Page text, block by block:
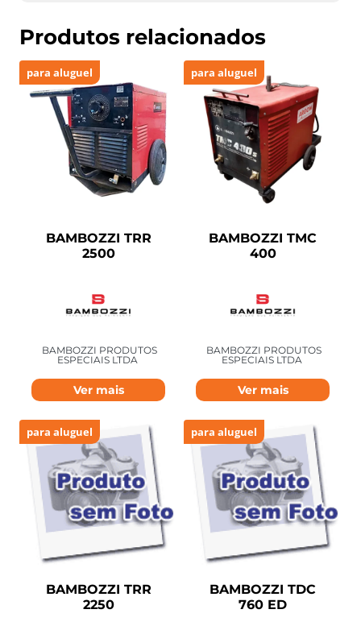
Produtos relacionados
para aluguel
BAMBOZZI TRR
2500
BAMBOZZI PRODUTOS
ESPECIAIS LTDA
Ver mais
para aluguel
BAMBOZZI TMC
400
BAMBOZZI PRODUTOS
ESPECIAIS LTDA
Ver mais
para aluguel
BAMBOZZI TRR
2250
para aluguel
BAMBOZZI TDC
760 ED